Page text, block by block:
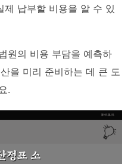
납부할 비용을 알 수 있
원의 비용 부담을 예측하
을 미리 준비하는 데 큰 도
.